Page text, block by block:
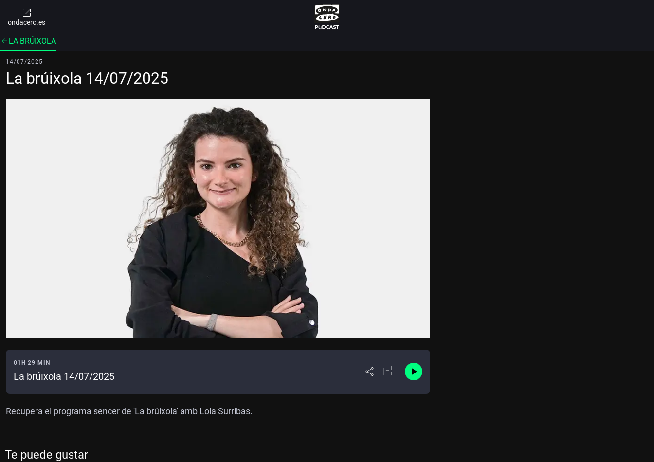
ondacero.es
LA BRÚIXOLA
14/07/2025
La brúixola 14/07/2025
01H 29 MIN
La brúixola 14/07/2025
Recupera el programa sencer de 'La brúixola' amb Lola Surribas.
Te puede gustar